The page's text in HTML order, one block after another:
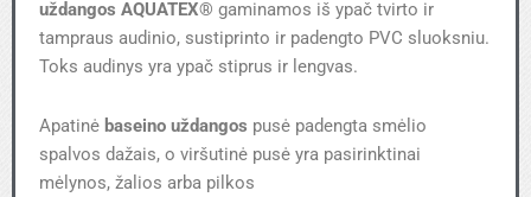
uždangos AQUATEX® gaminamos iš ypač tvirto ir
tampraus audinio, sustiprinto ir padengto PVC sluoksniu.
Toks audinys yra ypač stiprus ir lengvas.
Apatinė baseino uždangos pusė padengta smėlio
spalvos dažais, o viršutinė pusė yra pasirinktinai
mėlynos, žalios arba pilkos